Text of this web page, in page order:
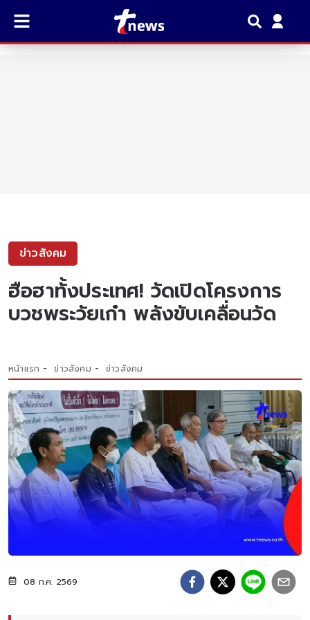
ข่าวสังคม
ฮือฮาทั้งประเทศ! วัดเปิดโครงการ
บวชพระวัยเก๋า พลังขับเคลื่อนวัด
หน้าแรก ข่าวสังคม ข่าวสังคม
08 ก.ค. 2569